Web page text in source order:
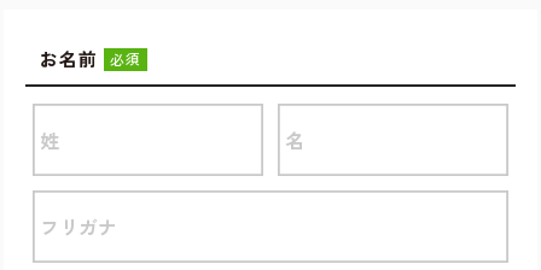
お名前 必須